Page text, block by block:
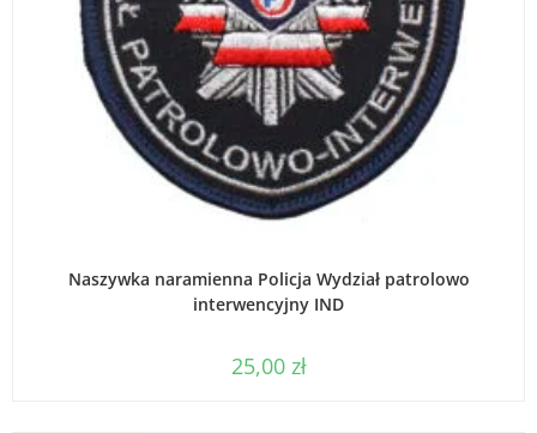
Naszywka naramienna Policja Wydział patrolowo
interwencyjny IND
25,00 zł